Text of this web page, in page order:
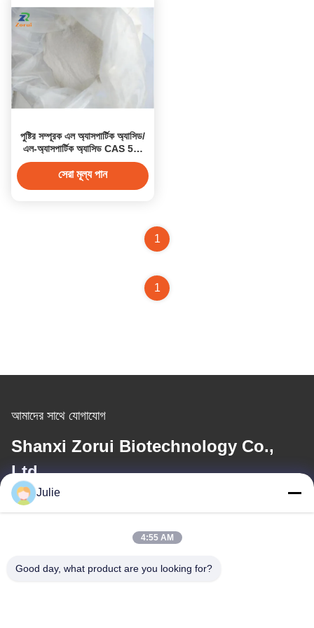
পুষ্টির সম্পূরক এল অ্যাসপার্টিক অ্যাসিড/
এল-অ্যাসপার্টিক অ্যাসিড CAS 56-
84-8
সেরা মূল্য পান
1
1
আমাদের সাথে যোগাযোগ
Shanxi Zorui Biotechnology Co.,
Ltd.
ই-মেইল
Julie
4:55 AM
Good day, what product are you looking for?